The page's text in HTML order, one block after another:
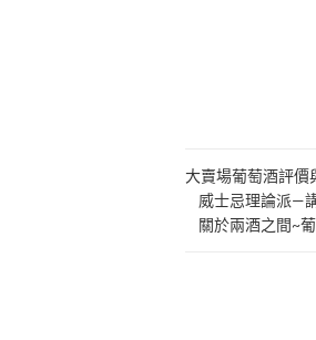
大賣場葡萄酒評價
威士忌理論派—
關於兩酒之間~